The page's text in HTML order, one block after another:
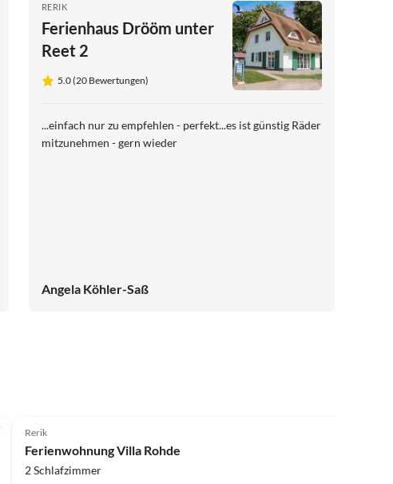
RERIK
Ferienhaus Drööm unter
Reet 2
5.0 (20 Bewertungen)
...einfach nur zu empfehlen - perfekt...es ist günstig Räder
mitzunehmen - gern wieder
Angela Köhler-Saß
Rerik
Ferienwohnung Villa Rohde
2 Schlafzimmer